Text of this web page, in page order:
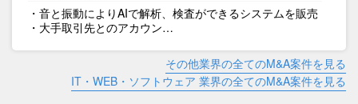
・音と振動によりAIで解析、検査ができるシステムを販売
・大手取引先とのアカウン…
その他業界の全てのM&A案件を見る
IT・WEB・ソフトウェア 業界の全てのM&A案件を見る